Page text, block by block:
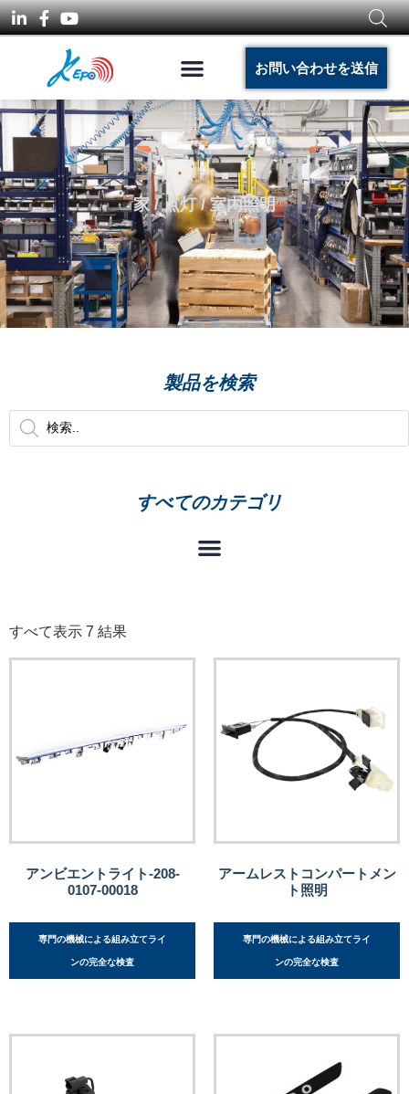
お問い合わせを送信
家/点灯/ 室内照明
製品を検索
すべてのカテゴリ
すべて表示 7 結果
アンビエントライト-208-
0107-00018
専門の機械による組み立てライ
ンの完全な検査
アームレストコンパートメン
ト照明
専門の機械による組み立てライ
ンの完全な検査